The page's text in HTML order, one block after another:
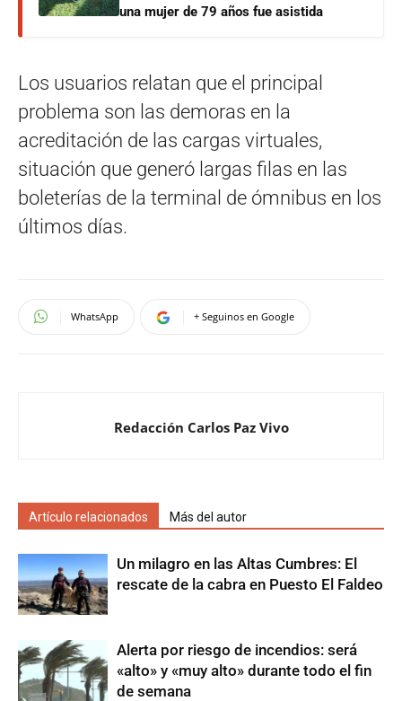
una mujer de 79 años fue asistida
Los usuarios relatan que el principal
problema son las demoras en la
acreditación de las cargas virtuales,
situación que generó largas filas en las
boleterías de la terminal de ómnibus en los
últimos días.
WhatsApp + Seguinos en Google
Redacción Carlos Paz Vivo
Artículo relacionados Más del autor
Un milagro en las Altas Cumbres: El
rescate de la cabra en Puesto El Faldeo
Alerta por riesgo de incendios: será
«alto» y «muy alto» durante todo el fin
de semana